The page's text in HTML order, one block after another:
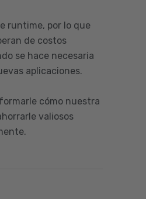
runtime, por lo que
de costos
se hace necesaria
aplicaciones.
cómo nuestra
valiosos